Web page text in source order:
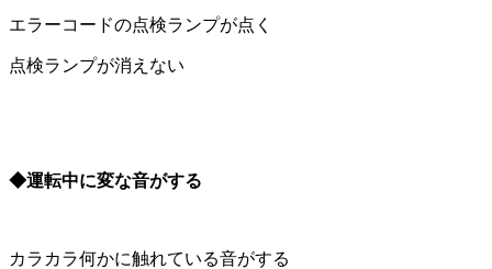
エラーコードの点検ランプが点く
点検ランプが消えない
◆運転中に変な音がする
カラカラ何かに触れている音がする